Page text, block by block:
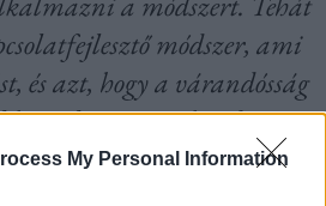
My Personal Information
módszer, ami
és azt, hogy a várandósság
képes legyen megküzdeni az